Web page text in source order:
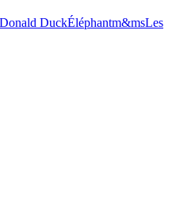
Donald DuckÉléphantm&msLes